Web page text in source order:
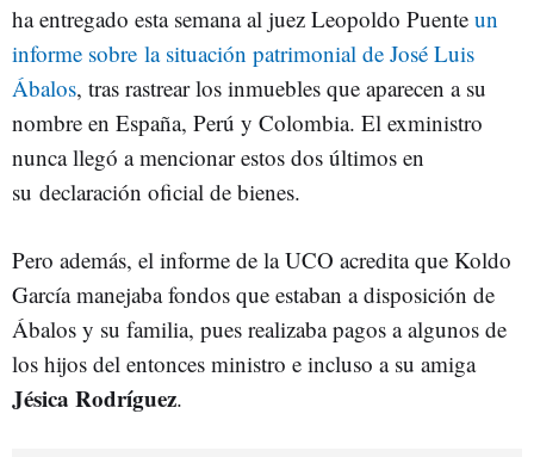
ha entregado esta semana al juez Leopoldo Puente un
informe sobre la situación patrimonial de José Luis
Ábalos, tras rastrear los inmuebles que aparecen a su
nombre en España, Perú y Colombia. El exministro
nunca llegó a mencionar estos dos últimos en
su declaración oficial de bienes.
Pero además, el informe de la UCO acredita que Koldo
García manejaba fondos que estaban a disposición de
Ábalos y su familia, pues realizaba pagos a algunos de
los hijos del entonces ministro e incluso a su amiga
Jésica Rodríguez.